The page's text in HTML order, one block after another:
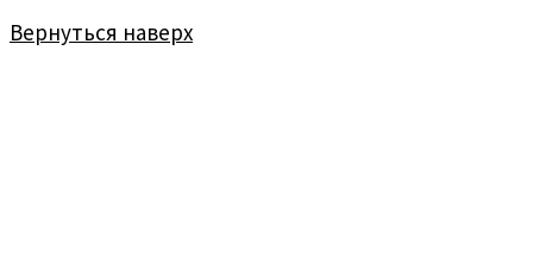
Вернуться наверх